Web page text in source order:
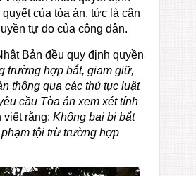
của tòa án, tức là cân
tự do của công dân.
Bản đều quy định quyền
trường hợp bắt, giam giữ,
thông qua các thủ tục luật
cầu Tòa án xem xét tính
viết rằng: Không bai bị bắt
tội trừ trường hợp